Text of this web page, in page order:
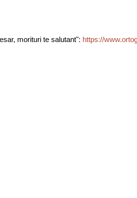
morituri te salutant": https://